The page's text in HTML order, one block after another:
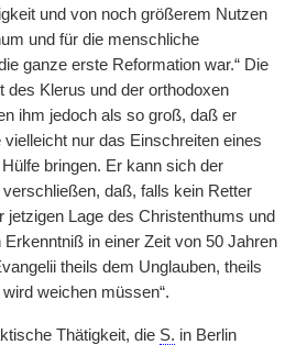
und von noch größerem Nutzen
und für die menschliche
ganze erste Reformation war.“ Die
des Klerus und der orthodoxen
ihm jedoch als so groß, daß er
nur das Einschreiten eines
bringen. Er kann sich der
daß, falls kein Retter
jetzigen Lage des Christenthums und
in einer Zeit von 50 Jahren
theils dem Unglauben, theils
weichen müssen“.
Thätigkeit, die S. in Berlin